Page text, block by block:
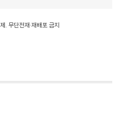
무단전재·재배포 금지